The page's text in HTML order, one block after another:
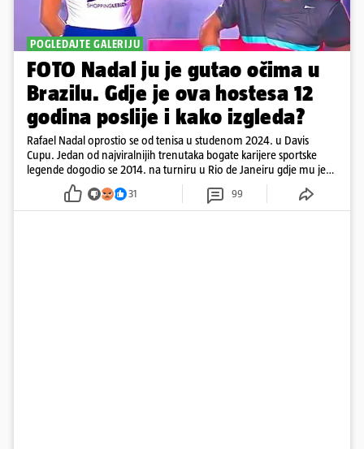
POGLEDAJTE GALERIJU
FOTO Nadal ju je gutao očima u
Brazilu. Gdje je ova hostesa 12
godina poslije i kako izgleda?
Rafael Nadal oprostio se od tenisa u studenom 2024. u Davis
Cupu. Jedan od najviralnijih trenutaka bogate karijere sportske
legende dogodio se 2014. na turniru u Rio de Janeiru gdje mu je
pažnju odvlačila ljepotica iza klupe
31 99